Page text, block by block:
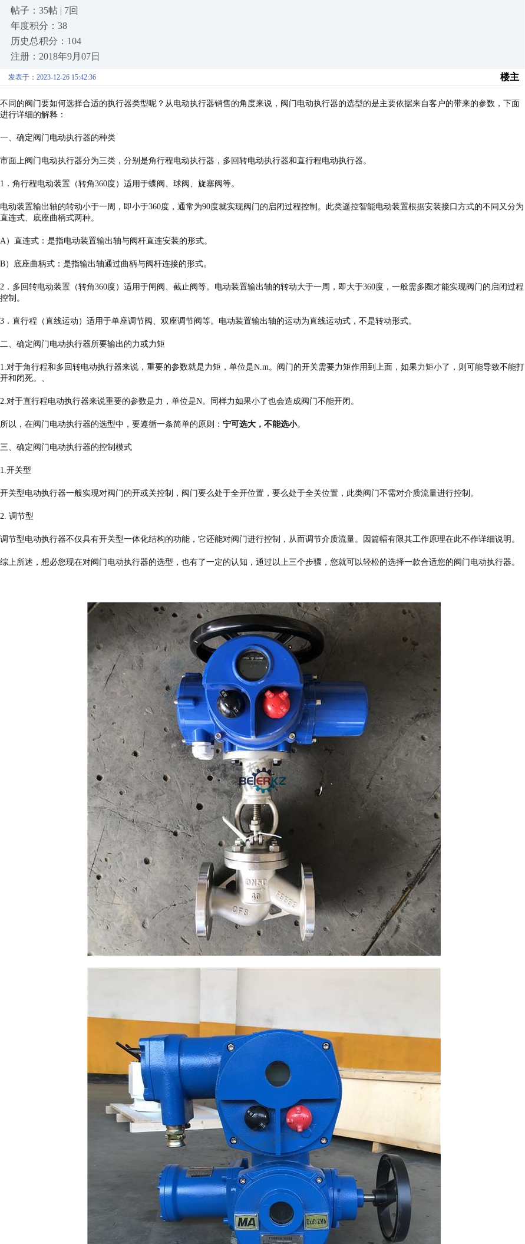
帖子：35帖 | 7回
年度积分：38
历史总积分：104
注册：2018年9月07日
发表于：2023-12-26 15:42:36 楼主
不同的阀门要如何选择合适的执行器类型呢？从电动执行器销售的角度来说，阀门电动执行器的选型的是主要依据来自客户的带来的参数，下面
进行详细的解释：
一、确定阀门电动执行器的种类
市面上阀门电动执行器分为三类，分别是角行程电动执行器，多回转电动执行器和直行程电动执行器。
1．角行程电动装置（转角360度）适用于蝶阀、球阀、旋塞阀等。
电动装置输出轴的转动小于一周，即小于360度，通常为90度就实现阀门的启闭过程控制。此类遥控智能电动装置根据安装接口方式的不同又分为
直连式、底座曲柄式两种。
A）直连式：是指电动装置输出轴与阀杆直连安装的形式。
B）底座曲柄式：是指输出轴通过曲柄与阀杆连接的形式。
2．多回转电动装置（转角360度）适用于闸阀、截止阀等。电动装置输出轴的转动大于一周，即大于360度，一般需多圈才能实现阀门的启闭过程
控制。
3．直行程（直线运动）适用于单座调节阀、双座调节阀等。电动装置输出轴的运动为直线运动式，不是转动形式。
二、确定阀门电动执行器所要输出的力或力矩
1.对于角行程和多回转电动执行器来说，重要的参数就是力矩，单位是N.m。阀门的开关需要力矩作用到上面，如果力矩小了，则可能导致不能打
开和闭死。、
2.对于直行程电动执行器来说重要的参数是力，单位是N。同样力如果小了也会造成阀门不能开闭。
所以，在阀门电动执行器的选型中，要遵循一条简单的原则： 宁可选大，不能选小。
三、确定阀门电动执行器的控制模式
1.开关型
开关型电动执行器一般实现对阀门的开或关控制，阀门要么处于全开位置，要么处于全关位置，此类阀门不需对介质流量进行控制。
2. 调节型
调节型电动执行器不仅具有开关型一体化结构的功能，它还能对阀门进行控制，从而调节介质流量。因篇幅有限其工作原理在此不作详细说明。
综上所述，想必您现在对阀门电动执行器的选型，也有了一定的认知，通过以上三个步骤，您就可以轻松的选择一款合适您的阀门电动执行器。